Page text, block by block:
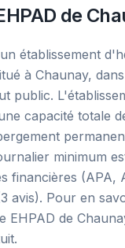
de
établissement
à Chaunay,
public.
capacité totale
minimum
financières
avis). Pour en
EHPAD de